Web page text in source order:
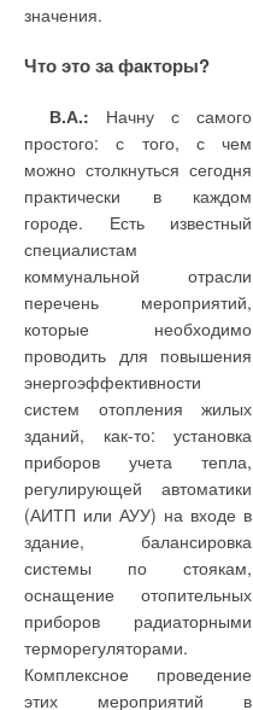
значения.
Что это за факторы?
В.А.: Начну с самого
простого: с того, с чем
можно столкнуться сегодня
практически в каждом
городе. Есть известный
специалистам
коммунальной отрасли
перечень мероприятий,
которые необходимо
проводить для повышения
энергоэффективности
систем отопления жилых
зданий, как-то: установка
приборов учета тепла,
регулирующей автоматики
(АИТП или АУУ) на входе в
здание, балансировка
системы по стоякам,
оснащение отопительных
приборов радиаторными
терморегуляторами.
Комплексное проведение
этих мероприятий в
по 600 кВт и напряжением
сегодняшний день на
«Мосводоканал» имеется
более 350 насосных
агрегатов KSB для
перекачки сточных вод.
Аэропорт
«Шереметьево-2», здание
правительства города
Москвы, офисный комплекс
класса «А» — «Белая
площадь», МФЦ
«Метрополис», ледовый
дворец в Крылатском — на
этих и многих других
зданиях и сооружениях
Москвы применяется
стандартное насосное
оборудование KSB.
Сочинская ТЭЦ, ТЭЦ-21
и ТЭЦ-27 Мосэнерго —
лишь некоторые из недавно
введенных в эксплуатацию
Он состоит в
выбранном режиме
достижении заданного
значения температуры в
водогрейном котле или
давления в паровом котле
горелка переходит в режим
«малое пламя» и
возвращается при снижении
значения параметра в
обратную сторону.
Точное регулирование
Режим ПИД-регулятора
может обеспечивать точное
регулирование параметров
поддерживаемой
температуры (или
давления) при постоянном
расходе воды
(производительности по
пару). Возникают ситуации,
когда расход воды или
производительность по пару